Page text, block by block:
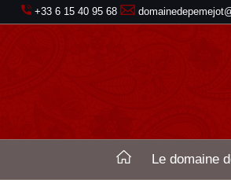
+33 6 15 40 95 68
Le domaine